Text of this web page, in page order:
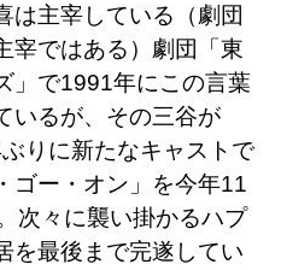
は主宰している（劇団
宰ではある）劇団「東
」で1991年にこの言葉
いるが、その三谷が
りに新たなキャストで
ゴー・オン」を今年11
次々に襲い掛かるハプ
を最後まで完遂してい